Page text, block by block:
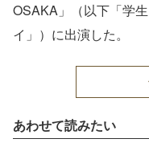
OSAKA」（以下「学
イ」）に出演した。
あわせて読みたい